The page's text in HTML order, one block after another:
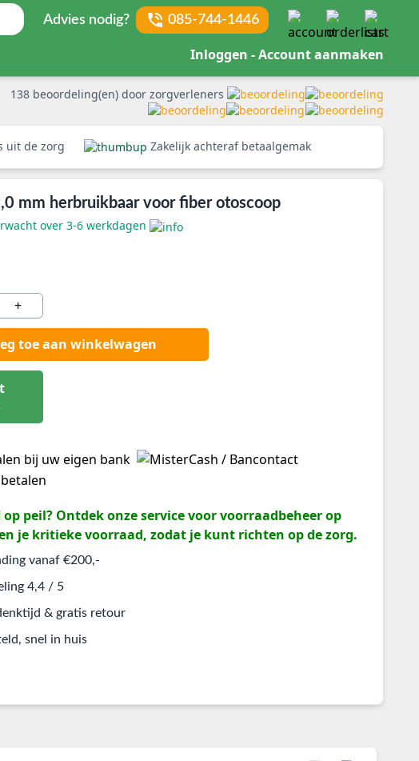
Advies nodig? 085-744-1446
Inloggen - Account aanmaken
138 beoordeling(en) door zorgverleners
uit de zorg Zakelijk achteraf betaalgemak
mm herbruikbaar voor fiber otoscoop
over 3-6 werkdagen
+
toe aan winkelwagen
peil? Ontdek onze service voor voorraadbeheer op
je kritieke voorraad, zodat je kunt richten op de zorg.
vanaf €200,-
4,4 / 5
& gratis retour
snel in huis